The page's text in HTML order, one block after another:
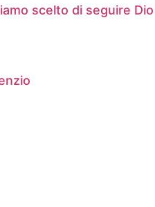
scelto di seguire Dio